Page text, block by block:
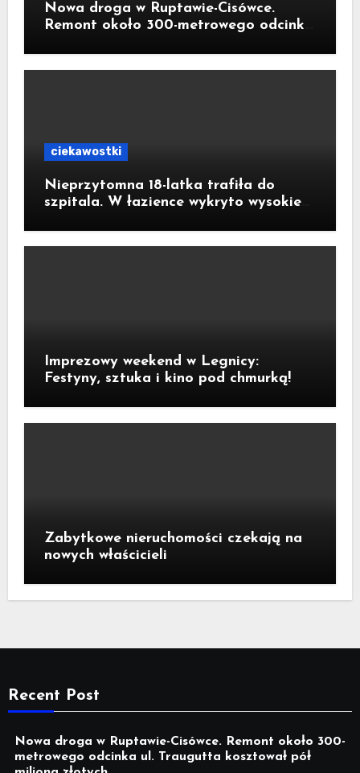
Nowa droga w Ruptawie-Cisówce.
Remont około 300-metrowego odcinka
złotych
ciekawostki
Nieprzytomna 18-latka trafiła do
szpitala. W łazience wykryto wysokie
Imprezowy weekend w Legnicy:
Festyny, sztuka i kino pod chmurką!
Zabytkowe nieruchomości czekają na
nowych właścicieli
Recent Post
Nowa droga w Ruptawie-Cisówce. Remont około 300-
metrowego odcinka ul. Traugutta kosztował pół